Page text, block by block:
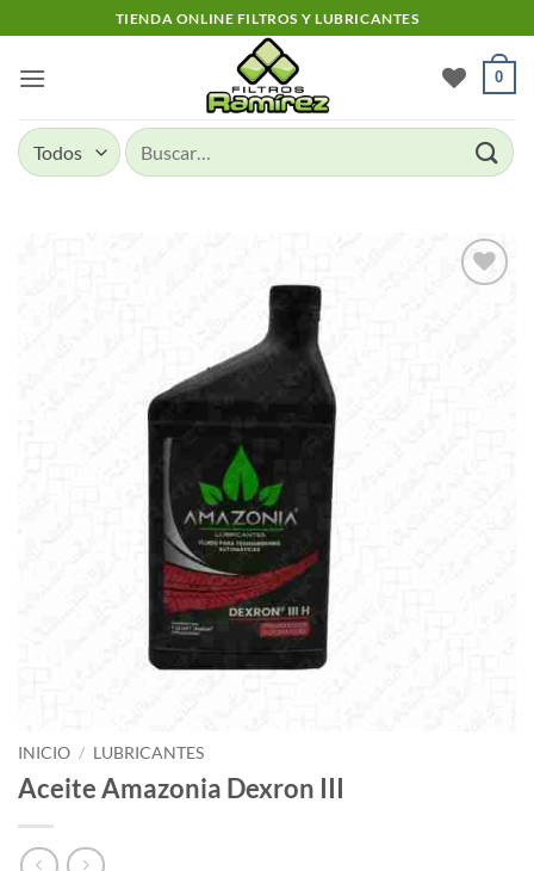
to
content
TIENDA ONLINE FILTROS Y LUBRICANTES
0
Buscar
por:
INICIO / LUBRICANTES
Aceite Amazonia Dexron III